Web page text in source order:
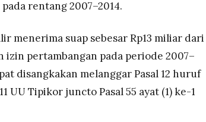
rentang 2007–2014.
menerima suap sebesar Rp13 miliar dari
izin pertambangan pada periode 2007–
disangkakan melanggar Pasal 12 huruf
UU Tipikor juncto Pasal 55 ayat (1) ke-1